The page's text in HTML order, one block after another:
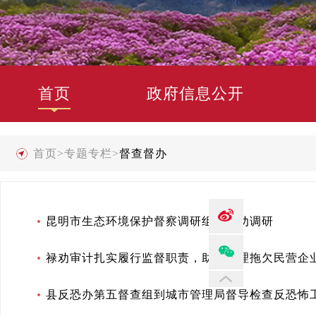
首页 政府信息公开
首页>专题专栏>督查督办
昆明市生态环境保护督察调研组赴禄劝调研
禄劝审计扎实履行监督职责，助力清理拖欠民营企
县反恐办第五督查组到城市管理局督导检查反恐怖